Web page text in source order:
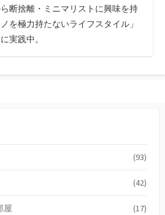
断捨離・ミニマリストに興味を持
を極力持たないライフスタイル」
実践中。
(93)
(42)
屋 (17)